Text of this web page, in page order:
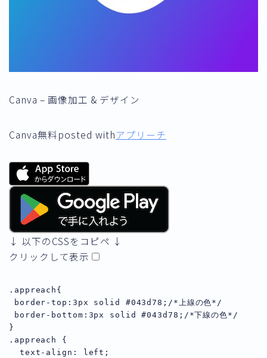
Canva – 画像加工 & デザイン
Canva無料posted withアプリーチ
↓ 以下のCSSをコピペ ↓
クリックして表示
.appreach{
border-top:3px solid #043d78;/*上線の色*/
border-bottom:3px solid #043d78;/*下線の色*/
}
.appreach {
  text-align: left;